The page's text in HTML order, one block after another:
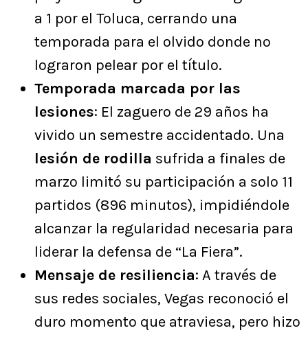
a 1 por el Toluca, cerrando una
temporada para el olvido donde no
lograron pelear por el título.
Temporada marcada por las
lesiones: El zaguero de 29 años ha
vivido un semestre accidentado. Una
lesión de rodilla sufrida a finales de
marzo limitó su participación a solo 11
partidos (896 minutos), impidiéndole
alcanzar la regularidad necesaria para
liderar la defensa de “La Fiera”.
Mensaje de resiliencia: A través de
sus redes sociales, Vegas reconoció el
duro momento que atraviesa, pero hizo